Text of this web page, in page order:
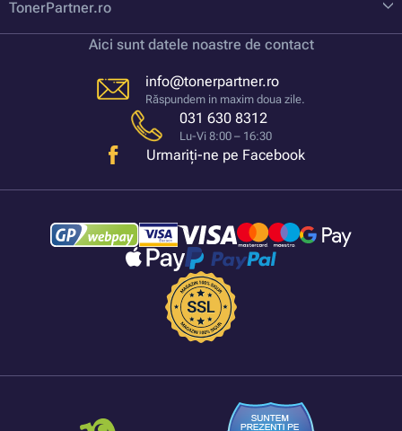
TonerPartner.ro
Aici sunt datele noastre de contact
info@tonerpartner.ro
Răspundem in maxim doua zile.
031 630 8312
Lu-Vi 8:00 – 16:30
Urmariți-ne pe Facebook